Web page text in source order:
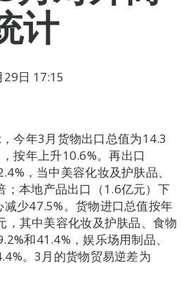
计
日 17:15
今年3月货物出口总值为14.3
按年上升10.6%。再出口
，当中美容化妆及护肤品、
；本地产品出口（1.6亿元）下
少47.5%。货物进口总值按年
，其中美容化妆及护肤品、食物
和41.4%，娱乐场用制品、
。3月的货物贸易逆差为